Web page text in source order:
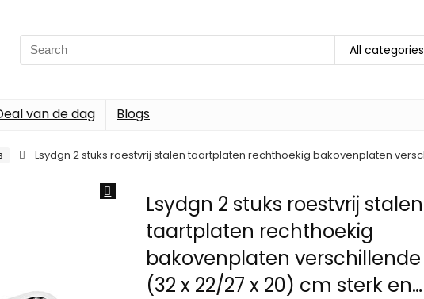
Search
for:
All categories
van de dag Blogs
Lsydgn 2 stuks roestvrij stalen taartplaten rechthoekig bakovenplaten
Lsydgn 2 stuks roestvrij stalen
taartplaten rechthoekig
bakovenplaten
(32 x 22/27 x 20) cm sterk en…